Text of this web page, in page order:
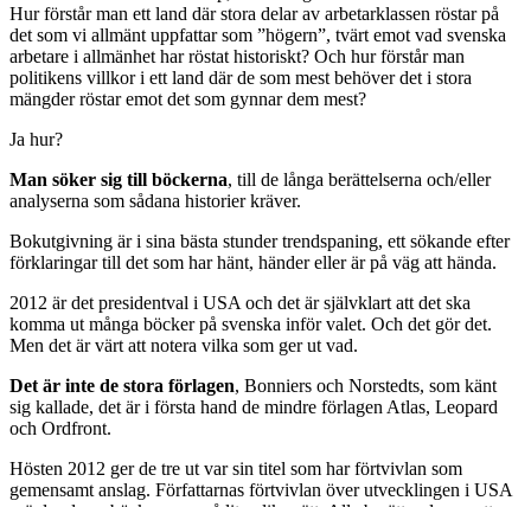
Hur förstår mantill exempel det politiska systemet och de olika
utspelen i ett land som har två stora partier som inte ens beter sig
som partier? Hur förstår man ett land som befolkas och bitvis
domineras av Tea Party-rörelsen och av religiösa väckelserörelser
där den religiösa framtoningen helt verkar sakna omtanke om de
ledande land inom vetenskap, utbildning och teknisk innovation?
det som vi allmänt uppfattar som ”högern”, tvärt emot vad svenska
arbetare i allmänhet har röstat historiskt? Och hur förstår man
mängder röstar emot det som gynnar dem mest?
Man söker sig till böckerna, till de långa berättelserna och/eller
analyserna som sådana historier kräver.
Bokutgivning är i sina bästa stunder trendspaning, ett sökande efter
förklaringar till det som har hänt, händer eller är på väg att hända.
komma ut många böcker på svenska inför valet. Och det gör det.
Men det är värt att notera vilka som ger ut vad.